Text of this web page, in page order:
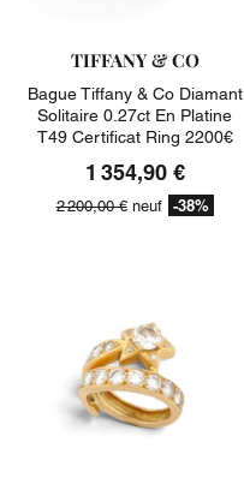
TIFFANY & CO
Bague Tiffany & Co Diamant
Solitaire 0.27ct En Platine
T49 Certificat Ring 2200€
1 354,90 €
2 200,00 €neuf -38%